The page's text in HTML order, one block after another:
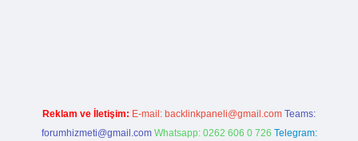
Reklam ve İletişim: E-mail: backlinkpaneli@gmail.com Teams:
forumhizmeti@gmail.com Whatsapp: 0262 606 0 726 Telegram: